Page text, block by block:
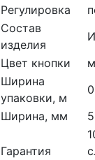
Регулировка
Состав
изделия
Цвет кнопки
Ширина
упаковки, м
Ширина, мм
Гарантия